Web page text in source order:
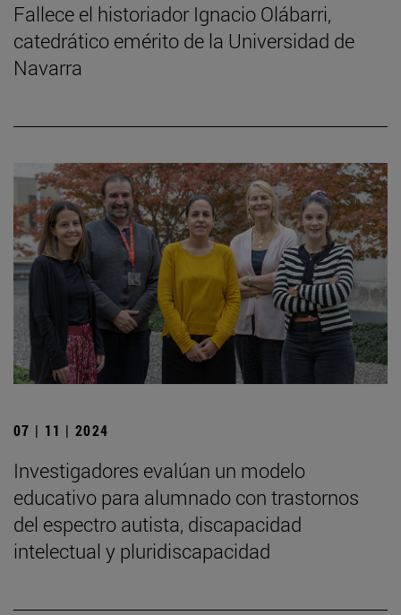
Fallece el historiador Ignacio Olábarri,
catedrático emérito de la Universidad de
Navarra
07 | 11 | 2024
Investigadores evalúan un modelo
educativo para alumnado con trastornos
del espectro autista, discapacidad
intelectual y pluridiscapacidad